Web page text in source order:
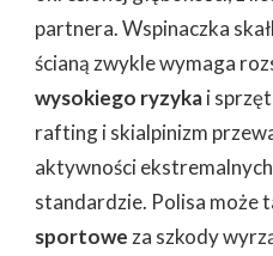
partnera. Wspinaczka
ścianą zwykle wymaga
wysokiego ryzykai
rafting i skialpinizm
aktywności
standardzie. Polisa może
sportowe za szkody